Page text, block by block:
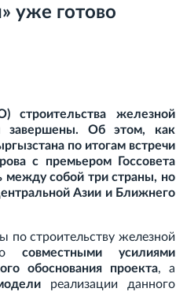
уже готово
строительства железной
завершены. Об этом, как
по итогам встречи
с премьером Госсовета
собой три страны, но
Азии и Ближнего
по строительству железной
совместными усилиями
обоснования проекта, а
реализации данного